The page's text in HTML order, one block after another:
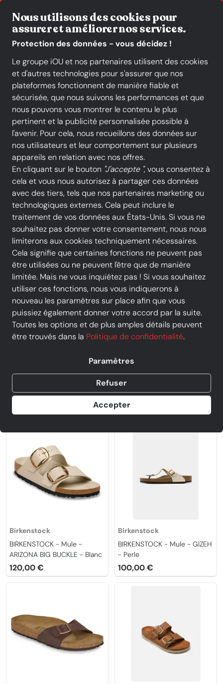
Nous utilisons des cookies pour
assurer et améliorer nos services.
Protection des données - vous décidez !
Le groupe iOU et nos partenaires utilisent des cookies
et d'autres technologies pour s'assurer que nos
plateformes fonctionnent de manière fiable et
sécurisée, que nous suivons les performances et que
nous pouvons vous montrer le contenu le plus
pertinent et la publicité personnalisée possible à
l'avenir. Pour cela, nous recueillons des données sur
nos utilisateurs et leur comportement sur plusieurs
appareils en relation avec nos offres.
En cliquant sur le bouton "J'accepte ", vous consentez à
cela et vous nous autorisez à partager ces données
avec des tiers, tels que nos partenaires marketing ou
technologiques externes. Cela peut inclure le
traitement de vos données aux États-Unis. Si vous ne
souhaitez pas donner votre consentement, nous nous
limiterons aux cookies techniquement nécessaires.
Cela signifie que certaines fonctions ne peuvent pas
être utilisées ou ne peuvent l'être que de manière
limitée. Mais ne vous inquiétez pas ! Si vous souhaitez
utiliser ces fonctions, nous vous indiquerons à
nouveau les paramètres sur place afin que vous
puissiez également donner votre accord par la suite.
Toutes les options et de plus amples détails peuvent
être trouvés dans la Politique de confidentialité.
Paramètres
Refuser
Accepter
Birkenstock
Tous les produits
TOUS LES FILTRES
Couleur Taille
ARIZONA BB EVA - Blanc
BIRKENSTOCK - Mule -
MADRID BB EVA - Blanc
55,00 €
Birkenstock
BIRKENSTOCK - Mule -
ARIZONA BIG BUCKLE - Blanc
120,00 €
Birkenstock
BIRKENSTOCK - Mule - GIZEH
- Perle
100,00 €